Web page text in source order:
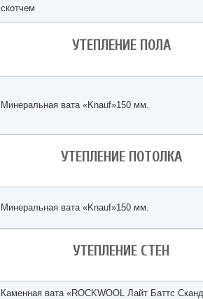
скотчем
УТЕПЛЕНИЕ ПОЛА
Минеральная вата «Knauf»150 мм.
УТЕПЛЕНИЕ ПОТОЛКА
Минеральная вата «Knauf»150 мм.
УТЕПЛЕНИЕ СТЕН
Каменная вата «ROCKWOOL Лайт Баттс